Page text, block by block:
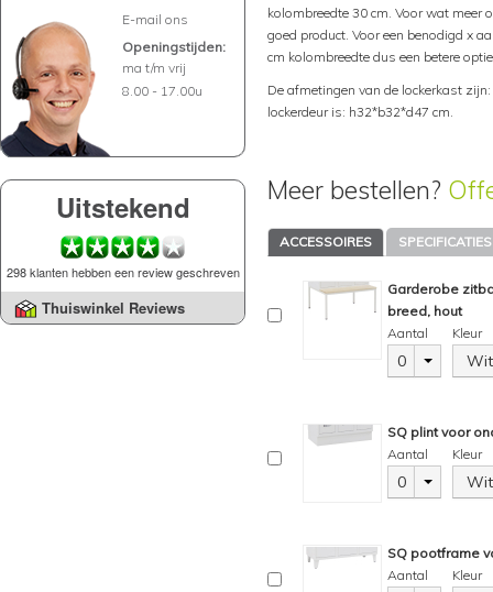
E-mail ons
Openingstijden:
ma t/m vrij
8.00 - 17.00u
Uitstekend
298 klanten hebben een review geschreven
Thuiswinkel Reviews
kolombreedte 30 cm. Voor wat meer
goed product. Voor een benodigd x
cm kolombreedte dus een betere
De afmetingen van de lockerkast
lockerdeur is: h32*b32*d47 cm.
Meer bestellen?
ACCESSOIRES SPECIFICATIES
Garderobe
breed, hout
Aantal
0
Kleur
SQ plint voor
Aantal
0
Kleur
SQ pootframe
Aantal
Kleur